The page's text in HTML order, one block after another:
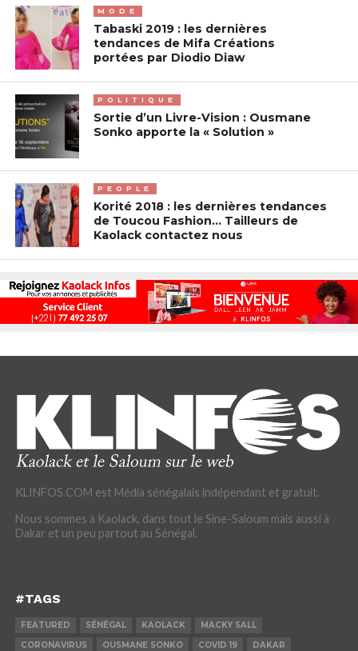
MODE
Tabaski 2019 : les dernières
tendances de Mifa Créations
portées par Diodio Diaw
POLITIQUE
Sortie d’un Livre-Vision : Ousmane
Sonko apporte la « Solution »
PEOPLE
Korité 2018 : les dernières tendances
de Toucou Fashion… Tailleurs de
Kaolack contactez nous
KLINFOS.COM est Média sénégalais indépendant et gratuit.
Nous sommes à Kaolack, dans tout le Sine-Saloum mais aussi à
Dakar et un peu partout au Sénégal.
#TAGS
FEATURED SÉNÉGAL KAOLACK
MACKY SALL
CORONAVIRUS
OUSMANE SONKO COVID 19
DAKAR